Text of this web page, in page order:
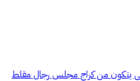
يتكون من كراج مجلس رجال مقلط